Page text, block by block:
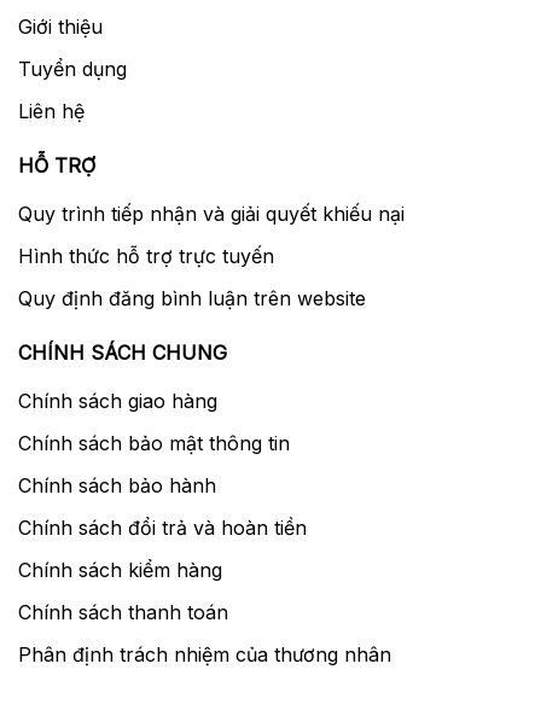
Giới thiệu
Tuyển dụng
Liên hệ
HỖ TRỢ
Quy trình tiếp nhận và giải quyết khiếu nại
Hình thức hỗ trợ trực tuyến
Quy định đăng bình luận trên website
CHÍNH SÁCH CHUNG
Chính sách giao hàng
Chính sách bảo mật thông tin
Chính sách bảo hành
Chính sách đổi trả và hoàn tiền
Chính sách kiểm hàng
Chính sách thanh toán
Phân định trách nhiệm của thương nhân